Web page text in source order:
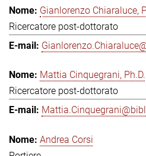
Gianlorenzo Chiaraluce,
Ricercatore post-dottorato
Mattia Cinquegrani, Ph.D.
Ricercatore post-dottorato
Andrea Corsi